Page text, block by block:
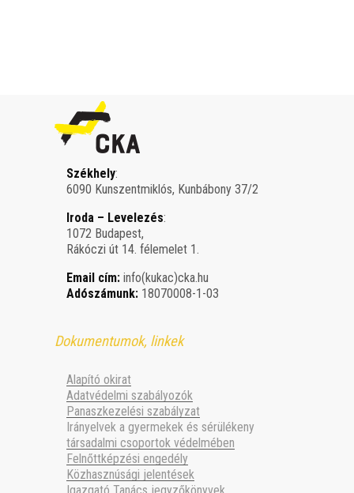
Székhely:
6090 Kunszentmiklós, Kunbábony 37/2
Iroda – Levelezés:
1072 Budapest,
Rákóczi út 14. félemelet 1.
Email cím: info(kukac)cka.hu
Adószámunk: 18070008-1-03
Dokumentumok, linkek
Alapító okirat
Adatvédelmi szabályozók
Panaszkezelési szabályzat
Irányelvek a gyermekek és sérülékeny
társadalmi csoportok védelmében
Felnőttképzési engedély
Közhasznúsági jelentések